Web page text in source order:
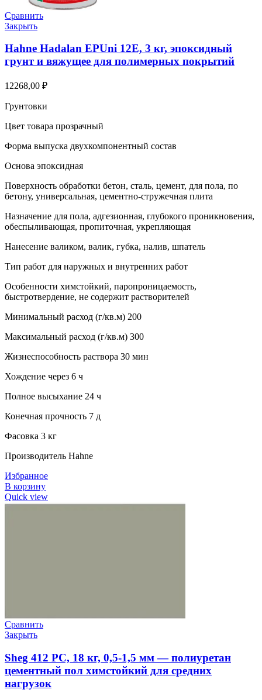
Сравнить
Закрыть
Hahne Hadalan EPUni 12E, 3 кг, эпоксидный
грунт и вяжущее для полимерных покрытий
12268,00 ₽
Грунтовки
Цвет товара прозрачный
Форма выпуска двухкомпонентный состав
Основа эпоксидная
Поверхность обработки бетон, сталь, цемент, для пола, по
бетону, универсальная, цементно-стружечная плита
Назначение для пола, адгезионная, глубокого проникновения,
обеспыливающая, пропиточная, укрепляющая
Нанесение валиком, валик, губка, налив, шпатель
Тип работ для наружных и внутренних работ
Особенности химстойкий, паропроницаемость,
быстротвердение, не содержит растворителей
Минимальный расход (г/кв.м) 200
Максимальный расход (г/кв.м) 300
Жизнеспособность раствора 30 мин
Хождение через 6 ч
Полное высыхание 24 ч
Конечная прочность 7 д
Фасовка 3 кг
Производитель Hahne
Избранное
В корзину
Quick view
Сравнить
Закрыть
Sheg 412 PC, 18 кг, 0,5-1,5 мм — полиуретан
цементный пол химстойкий для средних
нагрузок